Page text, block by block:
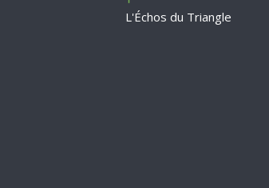
L'Échos du Triangle